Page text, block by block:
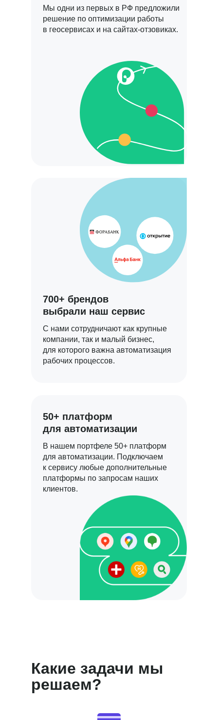
Мы одни из первых в РФ предложили
решение по оптимизации работы
в геосервисах и на сайтах-отзовиках.
700+ брендов
выбрали наш сервис
С нами сотрудничают как крупные
компании, так и малый бизнес,
для которого важна автоматизация
рабочих процессов.
50+ платформ
для автоматизации
В нашем портфеле 50+ платформ
для автоматизации. Подключаем
к сервису любые дополнительные
платформы по запросам наших
клиентов.
Какие задачи мы
решаем?